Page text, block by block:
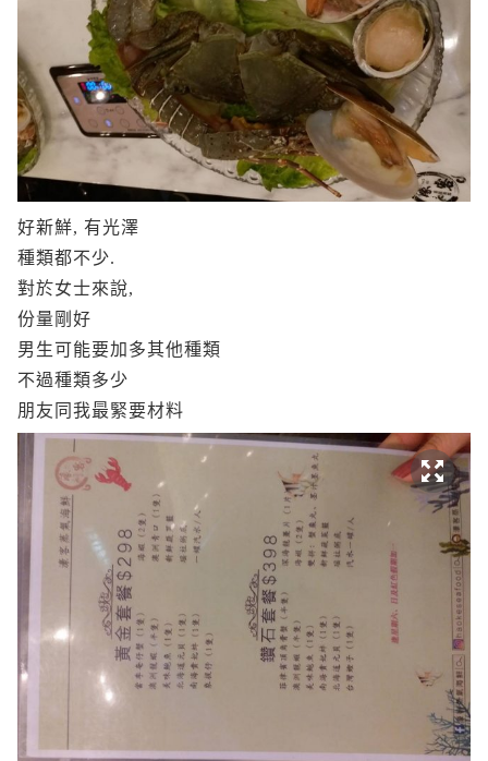
好新鮮, 有光澤
種類都不少.
對於女士來說,
份量剛好
男生可能要加多其他種類
不過種類多少
朋友同我最緊要材料